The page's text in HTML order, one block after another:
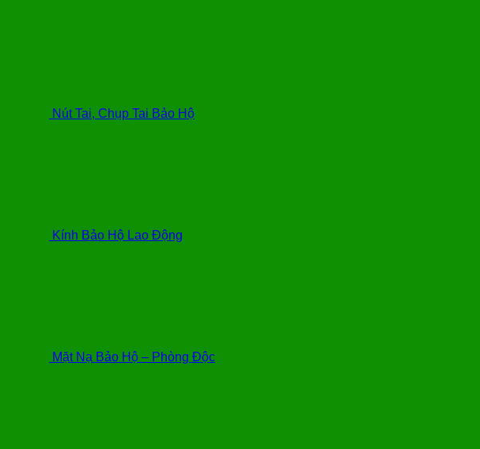
Nút Tai, Chụp Tai Bảo Hộ
Kính Bảo Hộ Lao Động
Mặt Nạ Bảo Hộ – Phòng Độc